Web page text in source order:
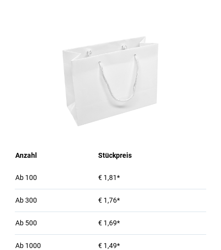
Anzahl Stückpreis
Ab 100 € 1,81*
Ab300 € 1,76*
Ab 500 € 1,69*
Ab 1000 € 1,49*